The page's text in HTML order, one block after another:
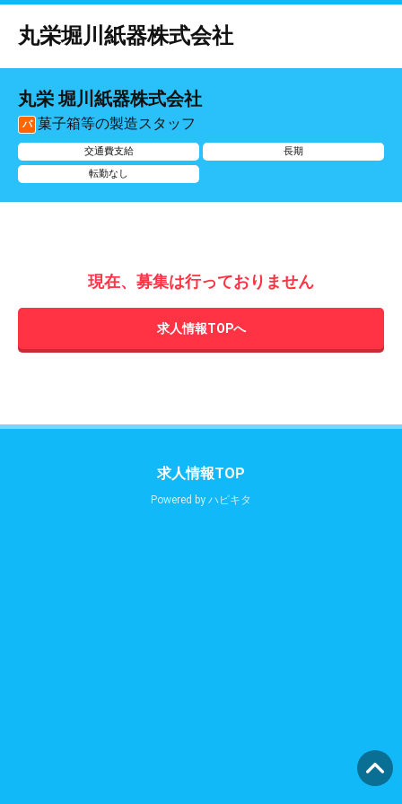
丸栄堀川紙器株式会社
丸栄 堀川紙器株式会社
パ 菓子箱等の製造スタッフ
交通費支給
長期
転勤なし
現在、募集は行っておりません
求人情報TOPへ
求人情報TOP
Powered by ハピキタ